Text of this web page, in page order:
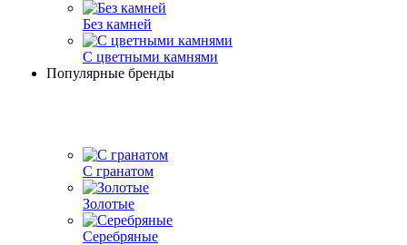
Без камней
С цветными камнями
Популярные бренды
С гранатом
Золотые
Серебряные